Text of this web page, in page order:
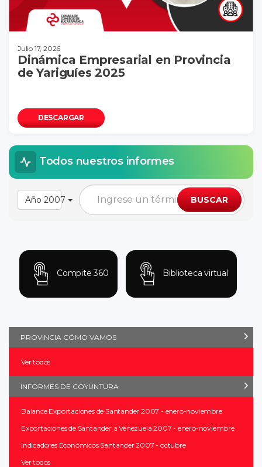
Julio 17, 2026
Dinámica Empresarial en Provincia
de Yariguíes 2025
DESCARGAR
Todos nuestros informes
Año 2007 BUSCAR
Compite 360 Biblioteca virtual
PROVINCIA CÓMO VAMOS
Ver todos
INFORMES DE COYUNTURA
Balance Exportaciones de Santander 2007 - enero-noviembre
Exportaciones de Santander a Venezuela 2007 - enero-noviembre
Indicadores Económicos Santander 2007 - octubre
Ver todos